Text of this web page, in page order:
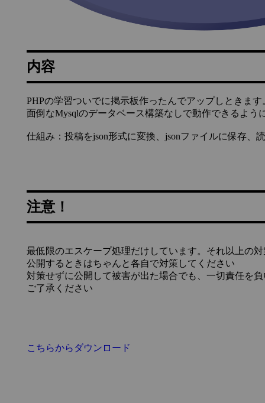
内容
PHPの学習ついでに掲示板作ったんでアップしときます
面倒なMysqlのデータベース構築なしで動作できるよう
仕組み：投稿をjson形式に変換、jsonファイルに保存、
注意！
最低限のエスケープ処理だけしています。それ以上の
公開するときはちゃんと各自で対策してください
対策せずに公開して被害が出た場合でも、一切責任を
ご了承ください
こちらからダウンロード